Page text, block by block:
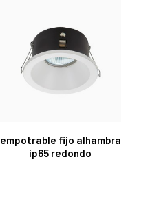
empotrable fijo alhambra
ip65 redondo